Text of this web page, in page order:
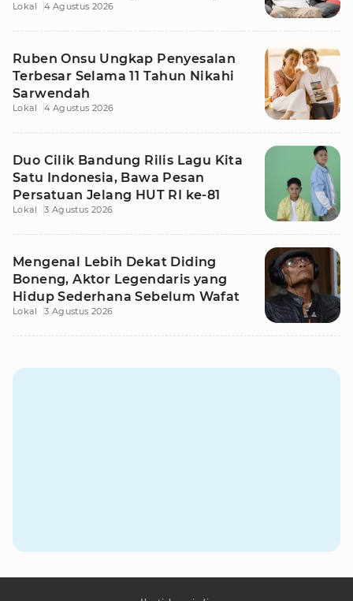
Lokal 4 Agustus 2026
Ruben Onsu Ungkap Penyesalan
Terbesar Selama 11 Tahun Nikahi
Sarwendah
Lokal 4 Agustus 2026
Duo Cilik Bandung Rilis Lagu Kita
Satu Indonesia, Bawa Pesan
Persatuan Jelang HUT RI ke-81
Lokal 3 Agustus 2026
Mengenal Lebih Dekat Diding
Boneng, Aktor Legendaris yang
Hidup Sederhana Sebelum Wafat
Lokal 3 Agustus 2026